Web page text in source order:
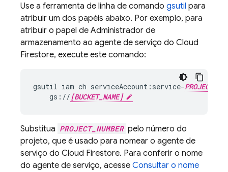
Use a ferramenta de linha de comando gsutil para
atribuir um dos papéis abaixo. Por exemplo, para
atribuir o papel de Administrador de
armazenamento ao agente de serviço do Cloud
Firestore, execute este comando:
gsutil iam ch serviceAccount:service-
gs:// [BUCKET_NAME]
Substitua PROJECT_NUMBER pelo número do
projeto, que é usado para nomear o agente de
serviço do Cloud Firestore. Para conferir o nome
do agente de serviço, acesse Consultar o nome